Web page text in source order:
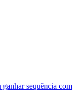
sequência com